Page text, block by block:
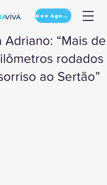
Doe Agora
Adriano: “Mais de
rodados
ao Sertão”